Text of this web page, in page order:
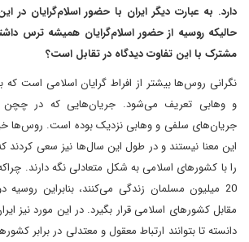
دارد. به عبارت دیگر ایران با حضور اسلام‌گرایان در
حالیکه روسیه از حضور اسلام‌گرایان همیشه ترس
مشترک با این تفاوت دیدگاه در تقابل است؟
نگرانی روس‌ها بیشتر از افراط گرایان اسلامی است
و وهابی تعریف می‌شود. جریان‌هایی که در چچن
جریان‌های سلفی و وهابی نزدیک بوده است. روس‌ها
این معنا نیستند و در طول این سال‌ها نیز سعی
را با کشورهای اسلامی به شکل متعادلی نگه دارند.
20 میلیون مسلمان زندگی می‌کنند، بنابراین
مقابل کشورهای اسلامی قرار بگیرد. در این مورد نیز
دانسته تا بتوانند ارتباط معقول و معتدلی در برابر